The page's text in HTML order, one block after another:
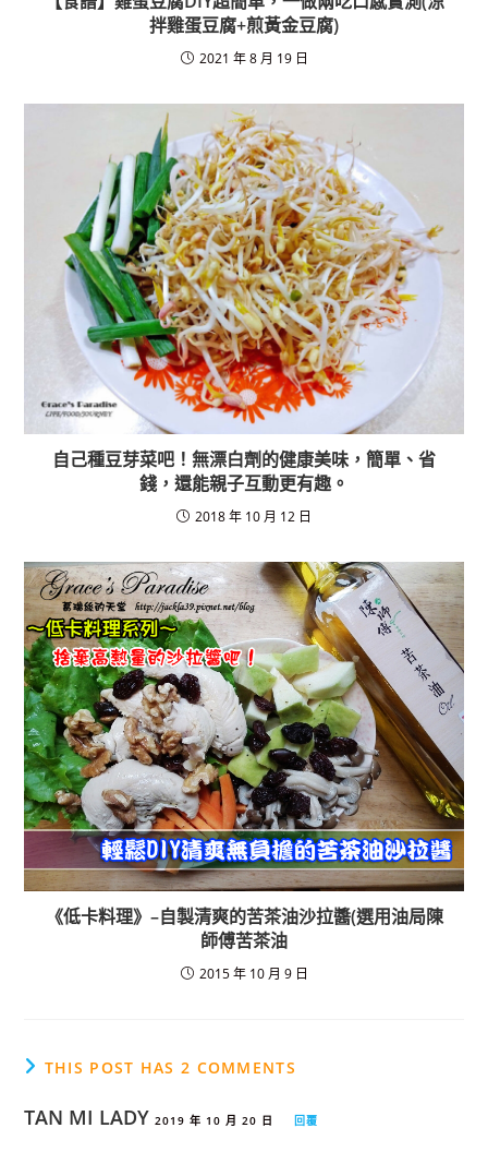
拌雞蛋豆腐+煎黃金豆腐)
2021 年 8 月 19 日
自己種豆芽菜吧！無漂白劑的健康美味，簡單、省
錢，還能親子互動更有趣。
2018 年 10 月 12 日
《低卡料理》–自製清爽的苦茶油沙拉醬(選用油局陳
師傅苦茶油
2015 年 10 月 9 日
THIS POST HAS 2 COMMENTS
TAN MI LADY 2019 年 10 月 20 日 回覆